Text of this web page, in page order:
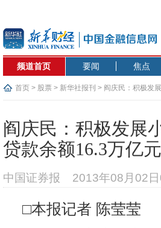
频道首页 要闻 焦点
首页 > 股票 > 新华社报刊 > 阎庆民：积极发
阎庆民：积极发展
贷款余额16.3万亿元
中国证券报 2013年08月02
□本报记者 陈莹莹